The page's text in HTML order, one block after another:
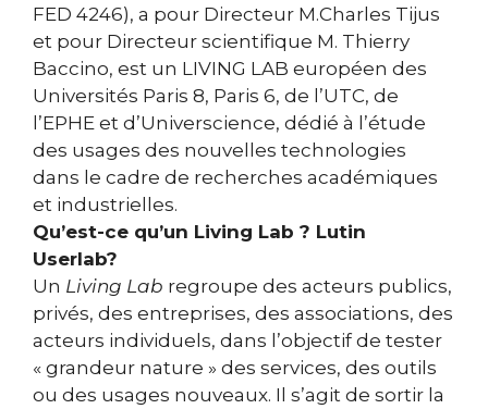
FED 4246), a pour Directeur M.Charles Tijus
et pour Directeur scientifique M. Thierry
Baccino, est un LIVING LAB européen des
Universités Paris 8, Paris 6, de l’UTC, de
l’EPHE et d’Universcience, dédié à l’étude
des usages des nouvelles technologies
dans le cadre de recherches académiques
et industrielles.
Qu’est-ce qu’un Living Lab ? Lutin
Userlab?
Un Living Lab regroupe des acteurs publics,
privés, des entreprises, des associations, des
acteurs individuels, dans l’objectif de tester
« grandeur nature » des services, des outils
ou des usages nouveaux. Il s’agit de sortir la